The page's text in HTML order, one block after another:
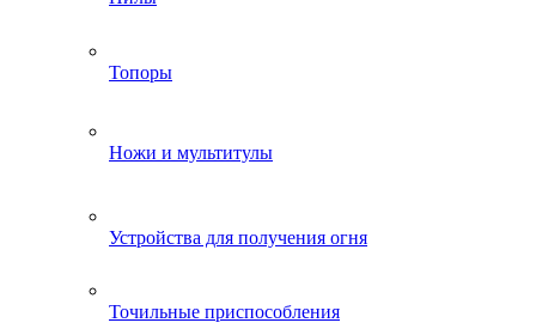
Топоры
Ножи и мультитулы
Устройства для получения огня
Точильные приспособления